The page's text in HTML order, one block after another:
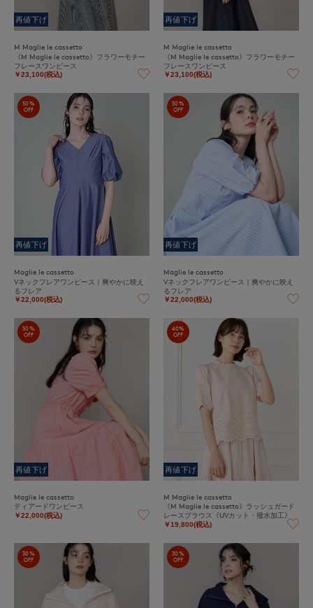
再値下げ
M Maglie le cassetto
《M Maglie le cassetto》フラワーモチー
フレースワンピース
￥23,100(税込)
再値下げ
M Maglie le cassetto
《M Maglie le cassetto》フラワーモチー
フレースワンピース
￥23,100(税込)
50%
OFF
再値下げ
Maglie le cassetto
Vネックフレアワンピース｜爽やかに映え
るフレア
￥22,000(税込)
50%
OFF
再値下げ
Maglie le cassetto
Vネックフレアワンピース｜爽やかに映え
るフレア
￥22,000(税込)
50%
OFF
再値下げ
Maglie le cassetto
ティアードワンピース
￥22,000(税込)
40%
OFF
再値下げ
M Maglie le cassetto
《M Maglie le cassetto》ラッシュガード
レースブラウス《UVカット・撥水加工》
￥19,800(税込)
30%
OFF
30%
OFF